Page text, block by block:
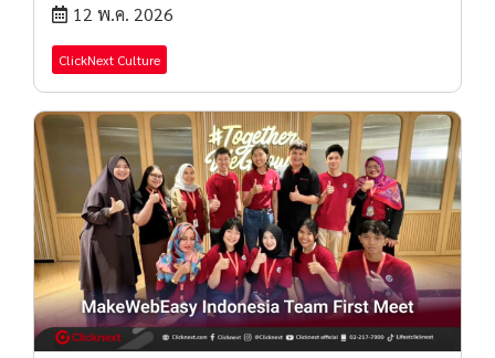
12 พ.ค. 2026
ClickNext Culture